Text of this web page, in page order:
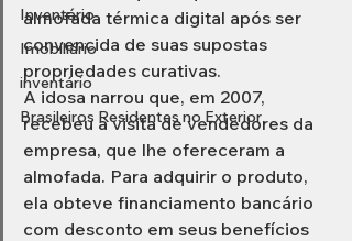
Inventário
Imobiliário
inventário
Brasileiros Residentes no Exterior
almofada térmica digital após ser
convencida de suas supostas
propriedades curativas.
A idosa narrou que, em 2007,
recebeu a visita de vendedores da
empresa, que lhe ofereceram a
almofada. Para adquirir o produto,
ela obteve financiamento bancário
com desconto em seus benefícios